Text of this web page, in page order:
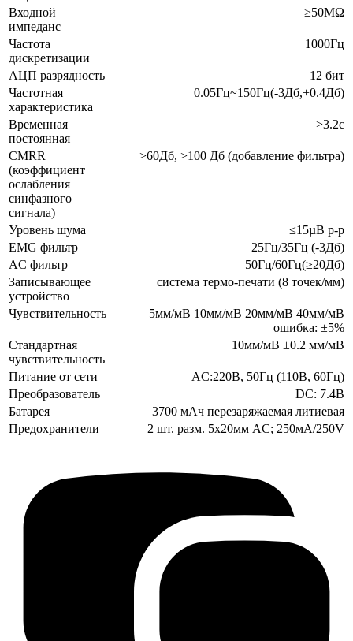
Входной
импеданс
≥50МΩ
Частота
дискретизации
1000Гц
АЦП разрядность
12 бит
Частотная
характеристика
0.05Гц~150Гц(-3Дб,+0.4Дб)
Временная
постоянная
>3.2c
CMRR
(коэффициент
ослабления
синфазного
сигнала)
>60Дб, >100 Дб (добавление фильтра)
Уровень шума
≤15µВ p-p
EMG фильтр
25Гц/35Гц (-3Дб)
AC фильтр
50Гц/60Гц(≥20Дб)
Записывающее
устройство
система термо-печати (8 точек/мм)
Чувствительность
5мм/мВ 10мм/мВ 20мм/мВ 40мм/мВ
ошибка: ±5%
Стандартная
чувствительность
10мм/мВ ±0.2 мм/мВ
Питание от сети
AC:220В, 50Гц (110В, 60Гц)
Преобразователь
DC: 7.4В
Батарея
3700 мАч перезаряжаемая литиевая
Предохранители
2 шт. разм. 5х20мм AC; 250мA/250V